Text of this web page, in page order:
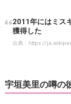
2011年にはミス
獲得した
出典： https://
宇垣美里の噂の